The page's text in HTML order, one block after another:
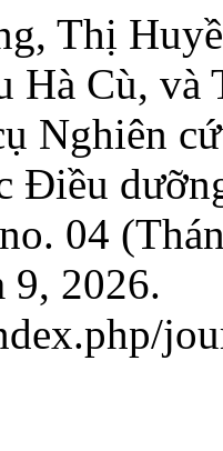
Thị
Hà Cù,
Nghiên
Điều
04
9, 2026.